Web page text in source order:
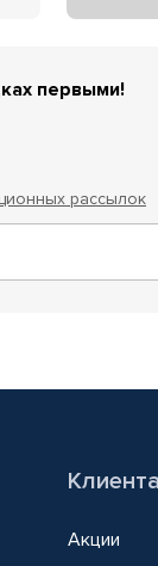
первыми!
рассылок
Акции